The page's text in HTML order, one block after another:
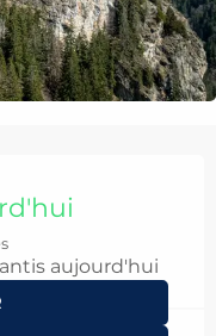
aujourd'hui